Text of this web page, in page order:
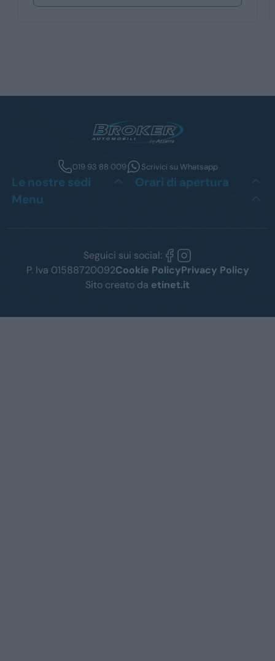
019 93 88 009 Scrivici su Whatsapp
Le nostre sedi
Orari di apertura
Menu
Seguici sui social:
P. Iva 01588720092Cookie PolicyPrivacy Policy
Sito creato da etinet.it